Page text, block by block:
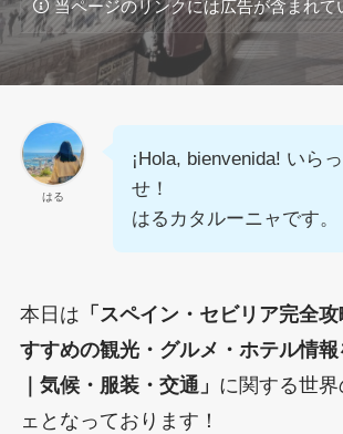
当ページのリンクには広告が含まれて
はる
¡Hola, bienvenida! いら
せ！
はるカタルーニャです。
本日は 「スペイン・セビリア完全
すすめの観光・グルメ・ホテル情
｜気候・服装・交通」 に関する世
ェとなっております！